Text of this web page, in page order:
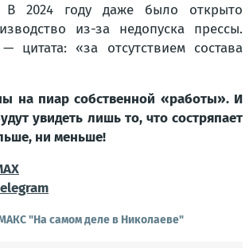
В 2024 году даже было открыто
из-за недопуска прессы.
цитата: «за отсутствием состава
на пиар собственной «работы». И
увидеть лишь то, что состряпает
ни меньше!
"На самом деле в Николаеве"